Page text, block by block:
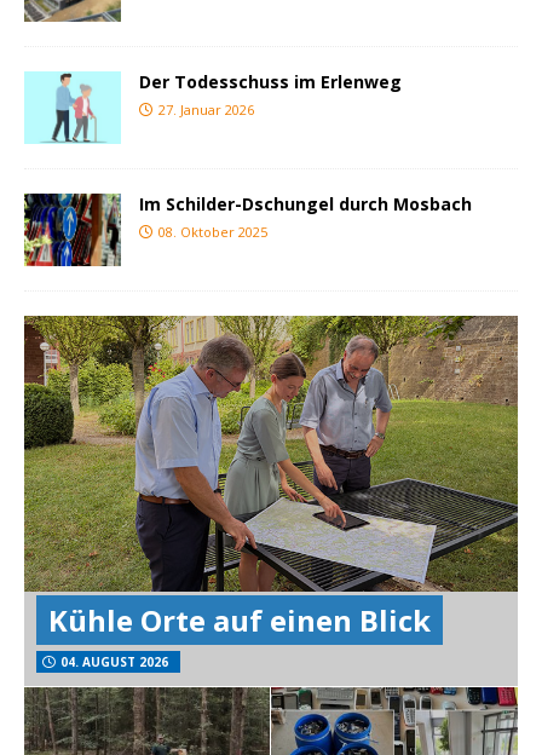
Der Todesschuss im Erlenweg
27. Januar 2026
Im Schilder-Dschungel durch Mosbach
08. Oktober 2025
Kühle Orte auf einen Blick
04. AUGUST 2026